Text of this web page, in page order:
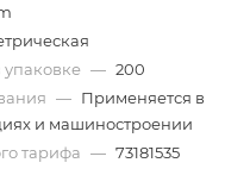
упаковке — 200
— Применяется в
и машиностроении
тарифа — 73181535